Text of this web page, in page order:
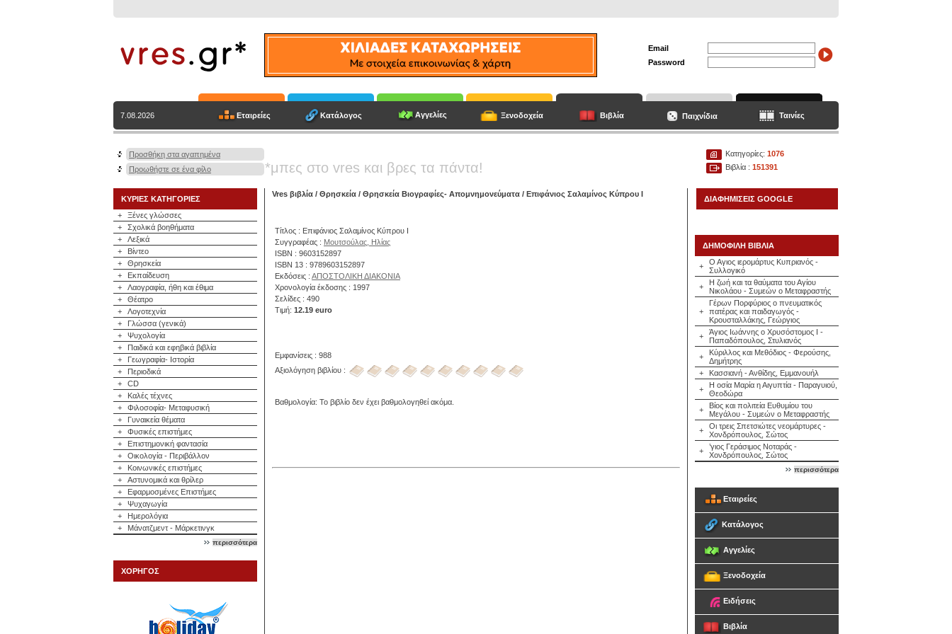
Email
Password
7.08.2026 Εταιρείες Κατάλογος Αγγελίες Ξενοδοχεία Βιβλία Παιχνίδια Ταινίες
Προσθήκη στα αγαπημένα
Προωθήστε σε ένα φίλο
*μπες στο vres και βρες τα πάντα!
Κατηγορίες: 1076
Βιβλία : 151391
ΚΥΡΙΕΣ ΚΑΤΗΓΟΡΙΕΣ
+
Ξένες γλώσσες
+
Σχολικά βοηθήματα
+
Λεξικά
+
Βίντεο
+
Θρησκεία
+
Εκπαίδευση
+
Λαογραφία, ήθη και έθιμα
+
Θέατρο
+
Λογοτεχνία
+
Γλώσσα (γενικά)
+
Ψυχολογία
+
Παιδικά και εφηβικά βιβλία
+
Γεωγραφία- Ιστορία
+
Περιοδικά
+
CD
+
Καλές τέχνες
+
Φιλοσοφία- Μεταφυσική
+
Γυναικεία θέματα
+
Φυσικές επιστήμες
+
Επιστημονική φαντασία
+
Οικολογία - Περιβάλλον
+
Κοινωνικές επιστήμες
+
Αστυνομικά και θρίλερ
+
Εφαρμοσμένες Επιστήμες
+
Ψυχαγωγία
+
Ημερολόγια
+
Μάνατζμεντ - Μάρκετινγκ
περισσότερα
ΧΟΡΗΓΟΣ
Vres βιβλία / Θρησκεία / Θρησκεία Βιογραφίες- Απομνημονεύματα / Επιφάνιος Σαλαμίνος Κύπρου Ι
Τίτλος : Επιφάνιος Σαλαμίνος Κύπρου Ι
Συγγραφέας : Μουτσούλας, Ηλίας
ISBN : 9603152897
ISBN 13 : 9789603152897
Εκδόσεις : ΑΠΟΣΤΟΛΙΚΗ ΔΙΑΚΟΝΙΑ
Χρονολογία έκδοσης : 1997
Σελίδες : 490
Τιμή: 12.19 euro
Εμφανίσεις : 988
Αξιολόγηση βιβλίου :
Βαθμολογία: Το βιβλίο δεν έχει βαθμολογηθεί ακόμα.
ΔΙΑΦΗΜΙΣΕΙΣ GOOGLE
ΔΗΜΟΦΙΛΗ ΒΙΒΛΙΑ
+
Ο Αγιος ιερομάρτυς Κυπριανός -
Συλλογικό
+
Η ζωή και τα θαύματα του Αγίου
Νικολάου - Συμεών ο Μεταφραστής
+
Γέρων Πορφύριος ο πνευματικός
πατέρας και παιδαγωγός -
Κρουσταλλάκης, Γεώργιος
+
Άγιος Ιωάννης ο Χρυσόστομος Ι -
Παπαδόπουλος, Στυλιανός
+
Κύριλλος και Μεθόδιος - Φερούσης,
Δημήτρης
+
Κασσιανή - Ανθίδης, Εμμανουήλ
+
Η οσία Μαρία η Αιγυπτία - Παραγυιού,
Θεοδώρα
+
Βίος και πολιτεία Ευθυμίου του
Μεγάλου - Συμεών ο Μεταφραστής
+
Οι τρεις Σπετσιώτες νεομάρτυρες -
Χονδρόπουλος, Σώτος
+
’γιος Γεράσιμος Νοταράς -
Χονδρόπουλος, Σώτος
περισσότερα
Εταιρείες
Κατάλογος
Αγγελίες
Ξενοδοχεία
Ειδήσεις
Βιβλία